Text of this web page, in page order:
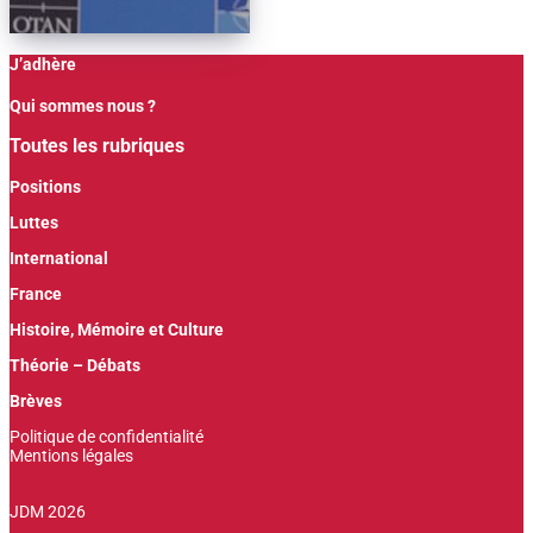
J’adhère
Qui sommes nous ?
Toutes les rubriques
Positions
Luttes
International
France
Histoire, Mémoire et Culture
Théorie – Débats
Brèves
Politique de confidentialité
Mentions légales
JDM 2026